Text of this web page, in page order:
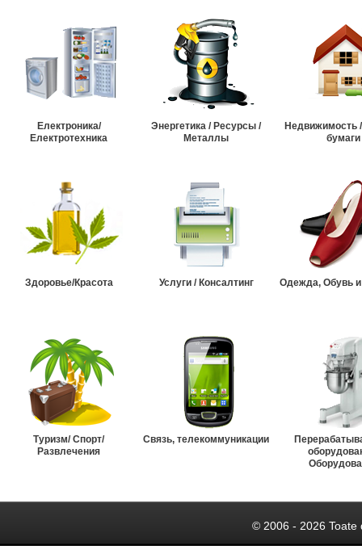
Електроника/
Електротехника
Энергетика / Ресурсы /
Металлы
Недвижимость
бумаги
Здоровье/Красота Услуги / Консалтинг Одежда, Обувь и
Туризм/ Спорт/
Развлечения
Связь, телекоммуникации
© 2006 - 2026